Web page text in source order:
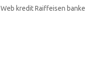
Web kredit Raiffeisen banke